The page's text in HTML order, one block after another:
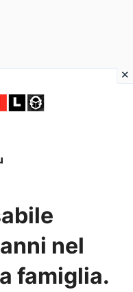
nel
famiglia.